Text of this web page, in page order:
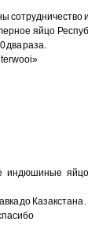
сотрудничество
яйцо
два раза.
индюшиные
до Казакстана .